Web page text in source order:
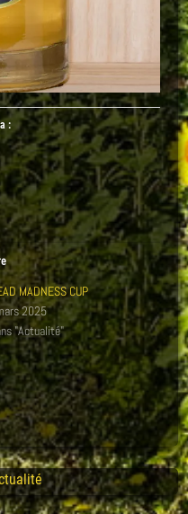
:
MADNESS CUP
2025
"Actualité"